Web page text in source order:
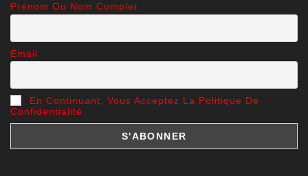
Prénom Ou Nom Complet
Email
En Continuant, Vous Acceptez La Politique De
Confidentialité